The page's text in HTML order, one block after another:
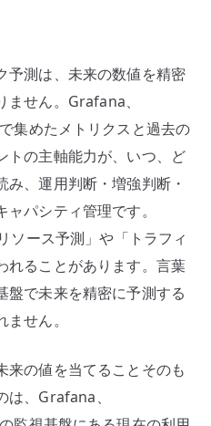
予測は、未来の数値を精密
せん。Grafana、
集めたメトリクスと過去の
トの主軸能力が、いつ、ど
、運用判断・増強判断・
パシティ管理です。
ソース予測」や「トラフィ
れることがあります。言葉
盤で未来を精密に予測する
せん。
来の値を当てることそのも
、Grafana、